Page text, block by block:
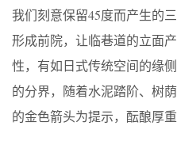
我们刻意保留45度而产生的
形成前院，让临巷道的立面
性，有如日式传统空间的缘
的分界，随着水泥踏阶、树
的金色箭头为提示，酝酿厚